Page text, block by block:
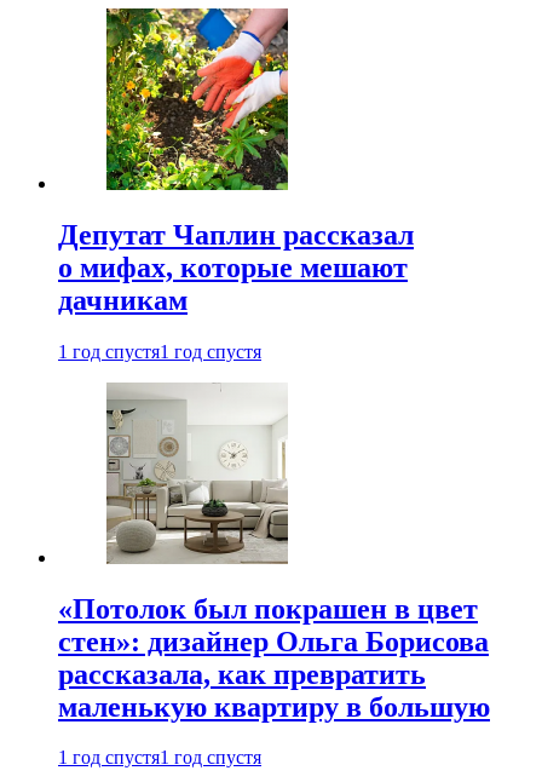
Депутат Чаплин рассказал
о мифах, которые мешают
дачникам
1 год спустя1 год спустя
«Потолок был покрашен в цвет
стен»: дизайнер Ольга Борисова
рассказала, как превратить
маленькую квартиру в большую
1 год спустя1 год спустя